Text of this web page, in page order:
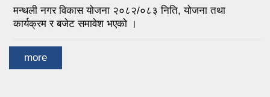
मन्थली नगर विकास योजना २०८२/०८३ निति, योजना तथा
कार्यक्रम र बजेट समावेश भएको ।
more